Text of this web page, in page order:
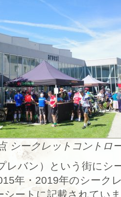
シークレットコントロ
レバン）という街にシ
年・2019年のシーク
シートに記載されてい